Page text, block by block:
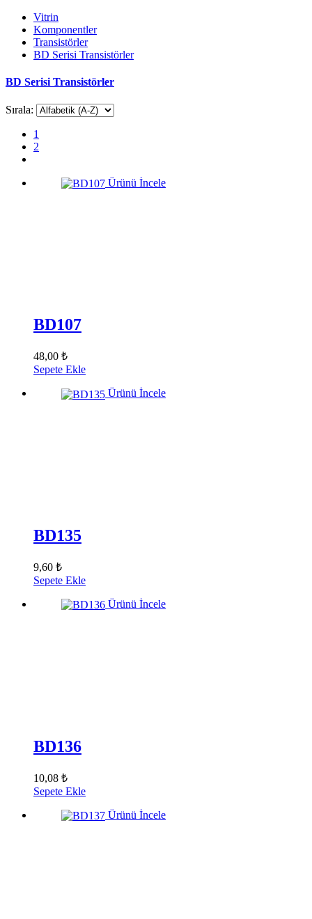
Vitrin
Komponentler
Transistörler
BD Serisi Transistörler
BD Serisi Transistörler
Sırala:
1
2
Ürünü İncele
BD107
48,00 ₺
Sepete Ekle
Ürünü İncele
BD135
9,60 ₺
Sepete Ekle
Ürünü İncele
BD136
10,08 ₺
Sepete Ekle
Ürünü İncele